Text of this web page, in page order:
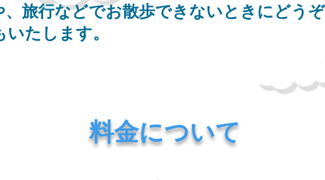
、旅行などでお散歩できないときにどう
たします。
​料金について